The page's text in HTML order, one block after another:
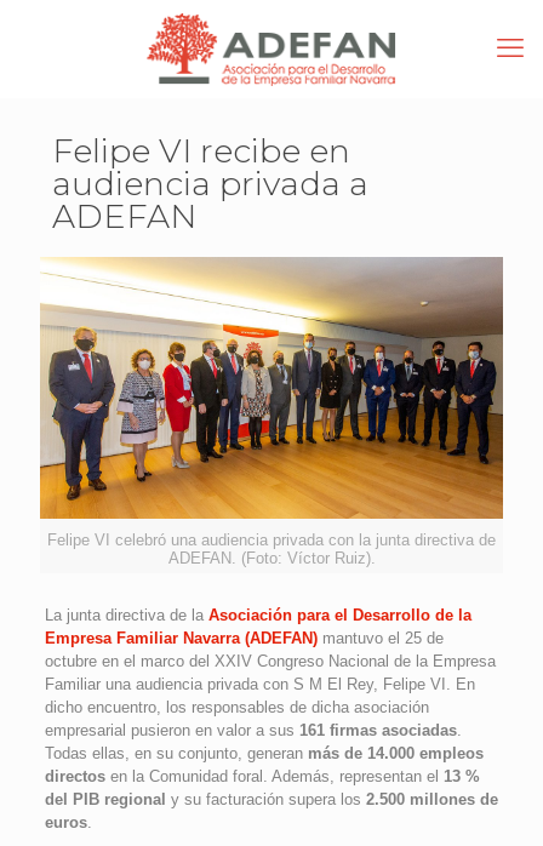
Felipe VI recibe en
audiencia privada a
ADEFAN
Felipe VI celebró una audiencia privada con la junta directiva de
ADEFAN. (Foto: Víctor Ruiz).
La junta directiva de laAsociación para el Desarrollo de la
Empresa Familiar Navarra (ADEFAN)mantuvo el 25 de
octubre en el marco del XXIV Congreso Nacional de la Empresa
Familiar una audiencia privada con S M El Rey, Felipe VI. En
dicho encuentro, los responsables de dicha asociación
empresarial pusieron en valor a sus 161 firmas asociadas.
Todas ellas, en su conjunto, generan más de 14.000 empleos
directosen la Comunidad foral. Además, representan el 13 %
del PIB regional y su facturación supera los 2.500 millones de
euros.